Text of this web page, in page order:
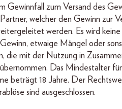
Gewinnfall zum Versand des
welcher den Gewinn zur
werden. Es wird
etwaige Mängel oder
die mit der Nutzung in
Das Mindestalter
beträgt 18 Jahre. Der
sind ausgeschlossen.